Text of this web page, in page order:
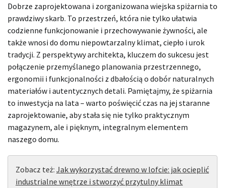
Dobrze zaprojektowana i zorganizowana wiejska spiżarnia to
prawdziwy skarb. To przestrzeń, która nie tylko ułatwia
codzienne funkcjonowanie i przechowywanie żywności, ale
także wnosi do domu niepowtarzalny klimat, ciepło i urok
tradycji. Z perspektywy architekta, kluczem do sukcesu jest
połączenie przemyślanego planowania przestrzennego,
ergonomii i funkcjonalności z dbałością o dobór naturalnych
materiałów i autentycznych detali. Pamiętajmy, że spiżarnia
to inwestycja na lata – warto poświęcić czas na jej staranne
zaprojektowanie, aby stała się nie tylko praktycznym
magazynem, ale i pięknym, integralnym elementem
naszego domu.
Zobacz też: Jak wykorzystać drewno w lofcie: jak ocieplić
industrialne wnętrze i stworzyć przytulny klimat